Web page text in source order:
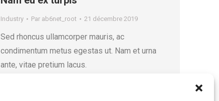
Industry Par ab6net_root 21 décembre 2019
Sed rhoncus ullamcorper mauris, ac
condimentum metus egestas ut. Nam et urna
ante, vitae pretium lacus.